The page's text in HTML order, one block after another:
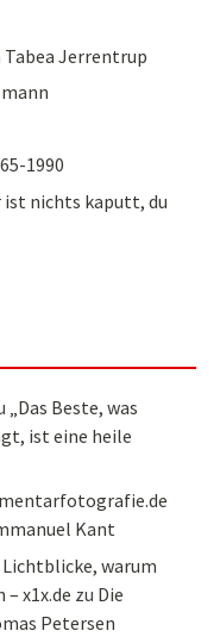
Jerrentrup
1990
ist nichts kaputt, du
„Das Beste, was
ist eine heile
Kant
warum
x1x.de zu Die
Petersen